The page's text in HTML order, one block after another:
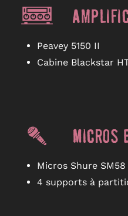
Peavey 5150 II
Cabine Blackstar
Micros
Micros Shure SM58
4 supports à